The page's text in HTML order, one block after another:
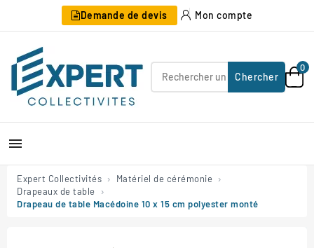
Demande de devis Mon compte
Chercher
0

Expert Collectivités
Matériel de cérémonie
Drapeaux de table
Drapeau de table Macédoine 10 x 15 cm polyester monté